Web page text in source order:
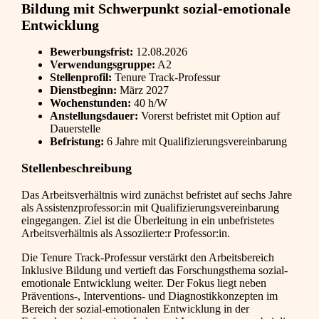
Bildung mit Schwerpunkt sozial-emotionale
Entwicklung
Bewerbungsfrist: 12.08.2026
Verwendungsgruppe: A2
Stellenprofil: Tenure Track-Professur
Dienstbeginn: März 2027
Wochenstunden: 40 h/W
Anstellungsdauer: Vorerst befristet mit Option auf
Dauerstelle
Befristung: 6 Jahre mit Qualifizierungsvereinbarung
Stellenbeschreibung
Das Arbeitsverhältnis wird zunächst befristet auf sechs Jahre
als Assistenzprofessor:in mit Qualifizierungsvereinbarung
eingegangen. Ziel ist die Überleitung in ein unbefristetes
Arbeitsverhältnis als Assoziierte:r Professor:in.
Die Tenure Track-Professur verstärkt den Arbeitsbereich
Inklusive Bildung und vertieft das Forschungsthema sozial-
emotionale Entwicklung weiter. Der Fokus liegt neben
Präventions-, Interventions- und Diagnostikkonzepten im
Bereich der sozial-emotionalen Entwicklung in der